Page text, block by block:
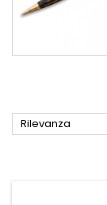
Rilevanza